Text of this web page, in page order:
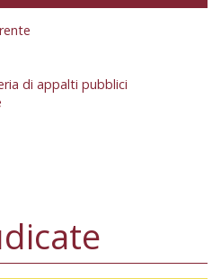
di appalti pubblici